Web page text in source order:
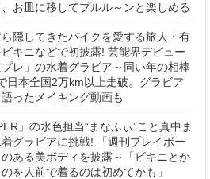
お皿に移してプルル～ンと楽しめる
隠してきたバイクを愛する旅人・有
キニなどで初披露! 芸能界デビュー
レ」の水着グラビア～同い年の相棒
日本全国2万km以上走破。グラビア
ったメイキング動画も
」の水色担当“まなふぃ”こと真中ま
グラビアに挑戦! 「週刊プレイボー
ある美ボディを披露～「ビキニとか
を人前で着るのは初めてかも」